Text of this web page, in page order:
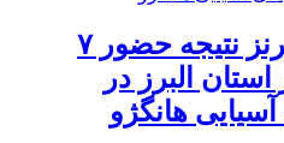
۲ مدال برنز نتیجه حضور ۷
البرز در
هانگژو